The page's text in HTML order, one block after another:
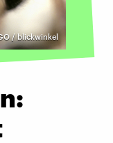
/ blickwinkel